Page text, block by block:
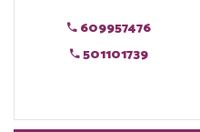
609957476
501101739